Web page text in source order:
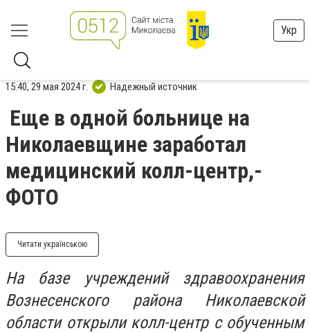
Укр
15:40, 29 мая 2024 г. Надежный источник
Еще в одной больнице на
Николаевщине заработал
медицинский колл-центр,-
ФОТО
Читати українською
На базе учреждений здравоохранения
Вознесенского района Николаевской
области открыли колл-центр с обученным